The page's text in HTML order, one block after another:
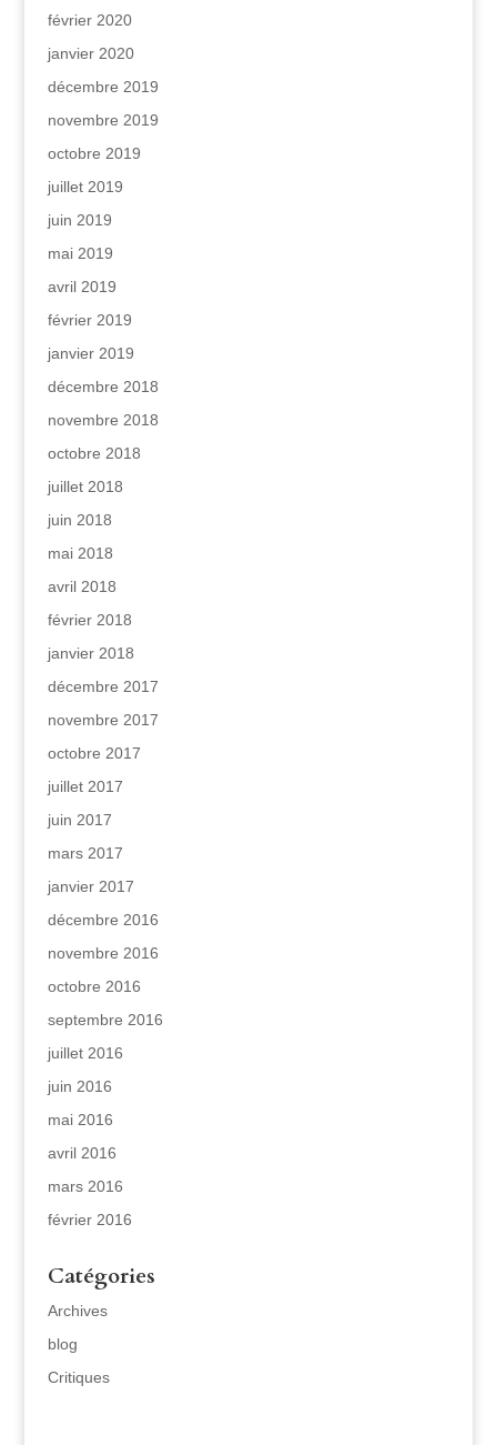
février 2020
janvier 2020
décembre 2019
novembre 2019
octobre 2019
juillet 2019
juin 2019
mai 2019
avril 2019
février 2019
janvier 2019
décembre 2018
novembre 2018
octobre 2018
juillet 2018
juin 2018
mai 2018
avril 2018
février 2018
janvier 2018
décembre 2017
novembre 2017
octobre 2017
juillet 2017
juin 2017
mars 2017
janvier 2017
décembre 2016
novembre 2016
octobre 2016
septembre 2016
juillet 2016
juin 2016
mai 2016
avril 2016
mars 2016
février 2016
Catégories
Archives
blog
Critiques